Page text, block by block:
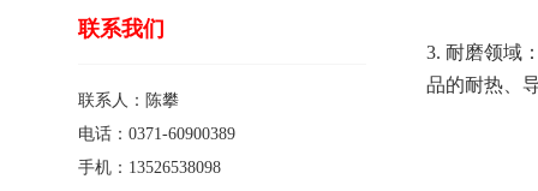
联系我们
联系人：陈攀
电话：0371-60900389
手机：13526538098
3. 耐磨领域
品的耐热、